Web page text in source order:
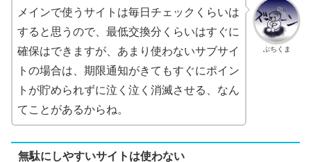
ぶちくま
メインで使うサイトは毎日チェックくらいは
すると思うので、最低交換分くらいはすぐに
確保はできますが、あまり使わないサブサイ
トの場合は、期限通知がきてもすぐにポイン
トが貯められずに泣く泣く消滅させる、なん
てことがあるからね。
無駄にしやすいサイトは使わない